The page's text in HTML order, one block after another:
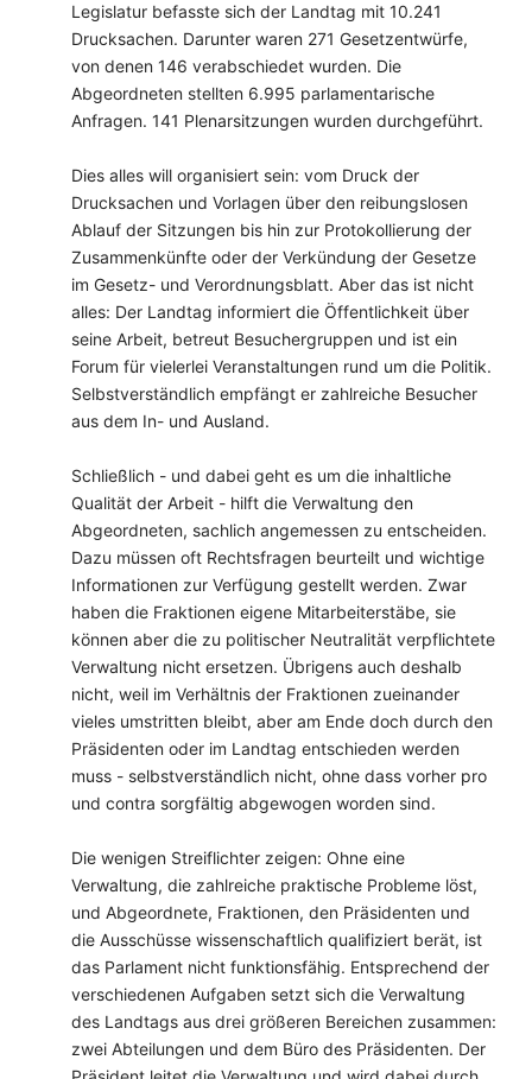
Legislatur befasste sich der Landtag mit 10.241
Drucksachen. Darunter waren 271 Gesetzentwürfe,
von denen 146 verabschiedet wurden. Die
Abgeordneten stellten 6.995 parlamentarische
Anfragen. 141 Plenarsitzungen wurden durchgeführt.
Dies alles will organisiert sein: vom Druck der
Drucksachen und Vorlagen über den reibungslosen
Ablauf der Sitzungen bis hin zur Protokollierung der
Zusammenkünfte oder der Verkündung der Gesetze
im Gesetz- und Verordnungsblatt. Aber das ist nicht
alles: Der Landtag informiert die Öffentlichkeit über
seine Arbeit, betreut Besuchergruppen und ist ein
Forum für vielerlei Veranstaltungen rund um die Politik.
Selbstverständlich empfängt er zahlreiche Besucher
aus dem In- und Ausland.
Schließlich - und dabei geht es um die inhaltliche
Qualität der Arbeit - hilft die Verwaltung den
Abgeordneten, sachlich angemessen zu entscheiden.
Dazu müssen oft Rechtsfragen beurteilt und wichtige
Informationen zur Verfügung gestellt werden. Zwar
haben die Fraktionen eigene Mitarbeiterstäbe, sie
können aber die zu politischer Neutralität verpflichtete
Verwaltung nicht ersetzen. Übrigens auch deshalb
nicht, weil im Verhältnis der Fraktionen zueinander
vieles umstritten bleibt, aber am Ende doch durch den
Präsidenten oder im Landtag entschieden werden
muss - selbstverständlich nicht, ohne dass vorher pro
und contra sorgfältig abgewogen worden sind.
Die wenigen Streiflichter zeigen: Ohne eine
Verwaltung, die zahlreiche praktische Probleme löst,
und Abgeordnete, Fraktionen, den Präsidenten und
die Ausschüsse wissenschaftlich qualifiziert berät, ist
das Parlament nicht funktionsfähig. Entsprechend der
verschiedenen Aufgaben setzt sich die Verwaltung
des Landtags aus drei größeren Bereichen zusammen:
zwei Abteilungen und dem Büro des Präsidenten. Der